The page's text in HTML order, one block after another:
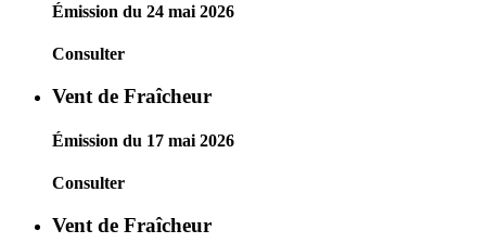
Émission du 24 mai 2026
Consulter
Vent de Fraîcheur
Émission du 17 mai 2026
Consulter
Vent de Fraîcheur